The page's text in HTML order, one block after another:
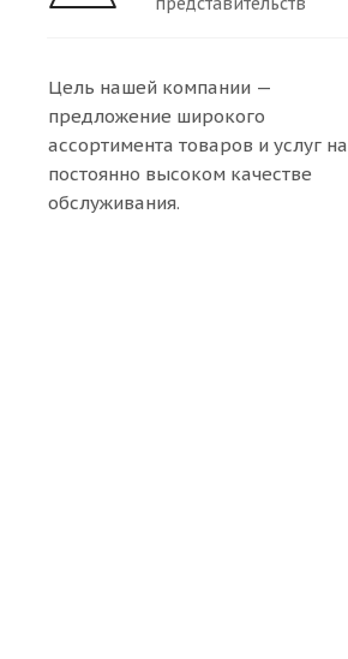
Цель нашей компании —
предложение широкого
ассортимента товаров и услуг на
постоянно высоком качестве
обслуживания.